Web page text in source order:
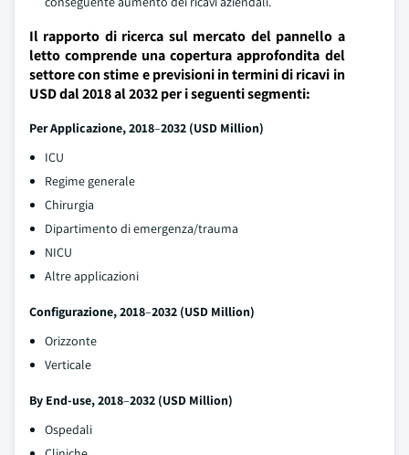
Il rapporto di ricerca sul mercato del pannello a
letto comprende una copertura approfondita del
settore con stime e previsioni in termini di ricavi in
USD dal 2018 al 2032 per i seguenti segmenti:
Per Applicazione, 2018–2032 (USD Million)
ICU
Regime generale
Chirurgia
Dipartimento di emergenza/trauma
NICU
Altre applicazioni
Configurazione, 2018–2032 (USD Million)
Orizzonte
Verticale
By End-use, 2018–2032 (USD Million)
Ospedali